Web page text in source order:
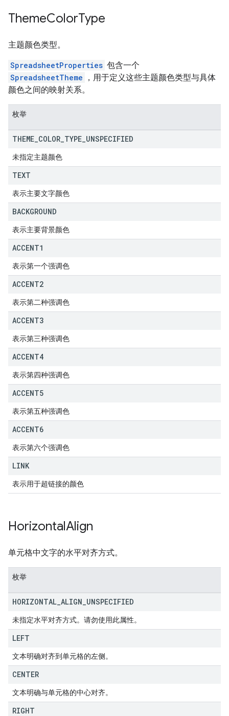
ThemeColorType
主题颜色类型。
SpreadsheetProperties 包含一个
SpreadsheetTheme
，用于定义这些主题颜色类型与具体
颜色之间的映射关系。
枚举
THEME COLOR TYPE UNSPECIFIED
未指定主题颜色
TEXT
表示主要文字颜色
BACKGROUND
表示主要背景颜色
ACCENT1
表示第一个强调色
ACCENT2
表示第二种强调色
ACCENT3
表示第三种强调色
ACCENT4
表示第四种强调色
ACCENT5
表示第五种强调色
ACCENT6
表示第六个强调色
LINK
表示用于超链接的颜色
HorizontalAlign
单元格中文字的水平对齐方式。
枚举
HORIZONTAL ALIGN UNSPECIFIED
未指定水平对齐方式。请勿使用此属性。
LEFT
文本明确对齐到单元格的左侧。
CENTER
文本明确与单元格的中心对齐。
RIGHT